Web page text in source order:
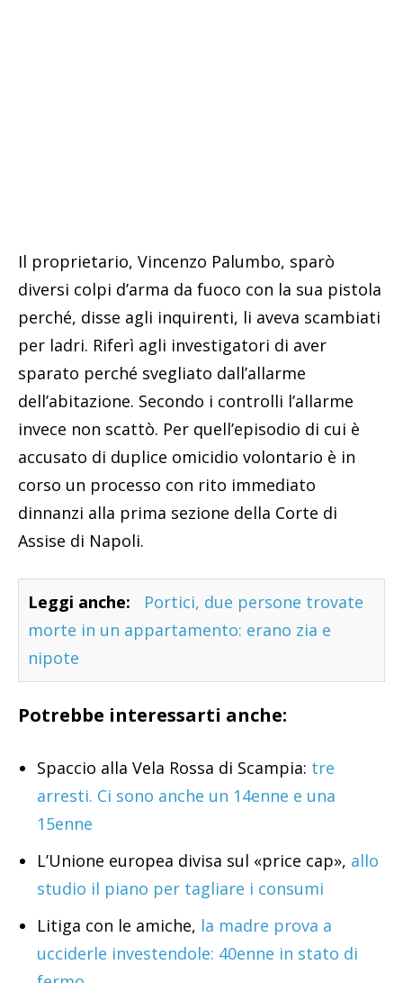
Il proprietario, Vincenzo Palumbo, sparò
diversi colpi d’arma da fuoco con la sua pistola
perché, disse agli inquirenti, li aveva scambiati
per ladri. Riferì agli investigatori di aver
sparato perché svegliato dall’allarme
dell’abitazione. Secondo i controlli l’allarme
invece non scattò. Per quell’episodio di cui è
accusato di duplice omicidio volontario è in
corso un processo con rito immediato
dinnanzi alla prima sezione della Corte di
Assise di Napoli.
Leggi anche:
Portici, due persone trovate
morte in un appartamento: erano zia e
nipote
Potrebbe interessarti anche:
Spaccio alla Vela Rossa di Scampia: tre
arresti. Ci sono anche un 14enne e una
15enne
L’Unione europea divisa sul «price cap», allo
studio il piano per tagliare i consumi
Litiga con le amiche, la madre prova a
ucciderle investendole: 40enne in stato di